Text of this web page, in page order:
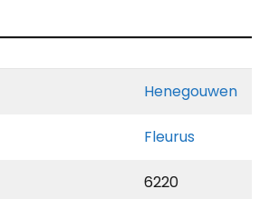
Henegouwen
Fleurus
6220